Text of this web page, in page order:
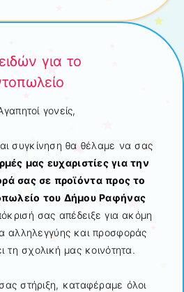
για το
γονείς,
συγκίνηση θα θέλαμε να σας
μας ευχαριστίες για την
σας σε προϊόντα προς το
του Δήμου Ραφήνας
σας απέδειξε για ακόμη
αλληλεγγύης και προσφοράς
τη σχολική μας κοινότητα.
στήριξη, καταφέραμε όλοι